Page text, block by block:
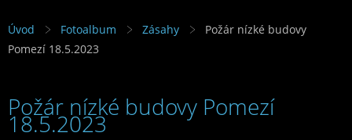
Úvod Fotoalbum Zásahy
Požár nízké budovy
Pomezí 18.5.2023
Požár nízké budovy Pomezí
18.5.2023